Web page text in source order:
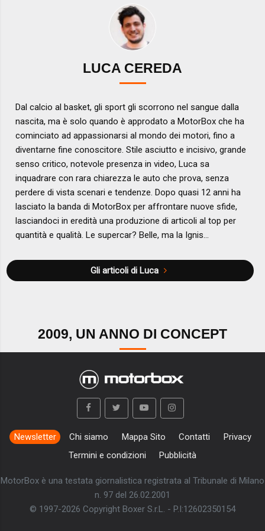
LUCA CEREDA
Dal calcio al basket, gli sport gli scorrono nel sangue dalla
nascita, ma è solo quando è approdato a MotorBox che ha
cominciato ad appassionarsi al mondo dei motori, fino a
diventarne fine conoscitore. Stile asciutto e incisivo, grande
senso critico, notevole presenza in video, Luca sa
inquadrare con rara chiarezza le auto che prova, senza
perdere di vista scenari e tendenze. Dopo quasi 12 anni ha
lasciato la banda di MotorBox per affrontare nuove sfide,
lasciandoci in eredità una produzione di articoli al top per
quantità e qualità. Le supercar? Belle, ma la Ignis...
Gli articoli di Luca
2009, UN ANNO DI CONCEPT
Newsletter Chi siamo Mappa Sito Contatti
Privacy
Termini e condizioni
Pubblicità
MotorBox è una testata giornalistica registrata al Tribunale di Milano
n. 97 del 26.02.2001
© 1997-2026 Copyright Boxer S.r.L. - P.I:12602350154